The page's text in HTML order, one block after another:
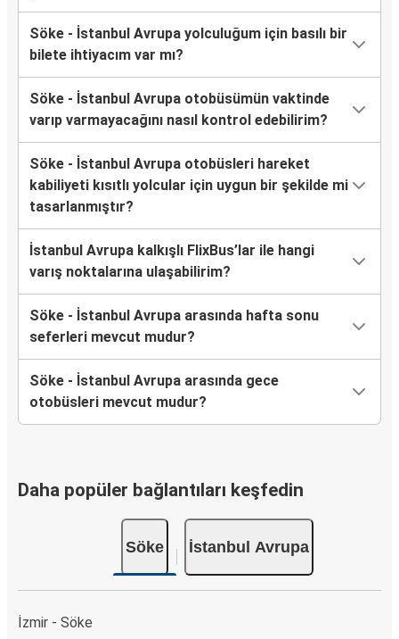
Söke - İstanbul Avrupa yolculuğum için basılı bir
bilete ihtiyacım var mı?
Söke - İstanbul Avrupa otobüsümün vaktinde
varıp varmayacağını nasıl kontrol edebilirim?
Söke - İstanbul Avrupa otobüsleri hareket
kabiliyeti kısıtlı yolcular için uygun bir şekilde mi
tasarlanmıştır?
İstanbul Avrupa kalkışlı FlixBus’lar ile hangi
varış noktalarına ulaşabilirim?
Söke - İstanbul Avrupa arasında hafta sonu
seferleri mevcut mudur?
Söke - İstanbul Avrupa arasında gece
otobüsleri mevcut mudur?
Daha popüler bağlantıları keşfedin
Söke İstanbul Avrupa
İzmir - Söke